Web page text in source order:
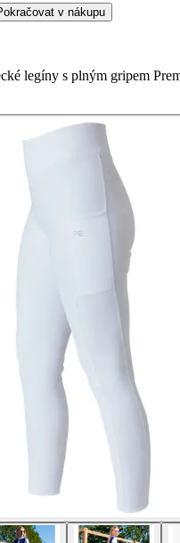
v nákupu
legíny s plným gripem